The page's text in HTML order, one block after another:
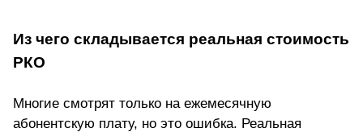
Из чего складывается реальная стоимость
РКО
Многие смотрят только на ежемесячную
абонентскую плату, но это ошибка. Реальная